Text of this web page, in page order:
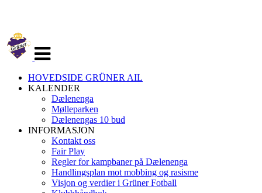
navigasjon
HOVEDSIDE GRÜNER AIL
KALENDER
Dælenenga
Mølleparken
Dælenengas 10 bud
INFORMASJON
Kontakt oss
Fair Play
Regler for kampbaner på Dælenenga
Handlingsplan mot mobbing og rasisme
Visjon og verdier i Grüner Fotball